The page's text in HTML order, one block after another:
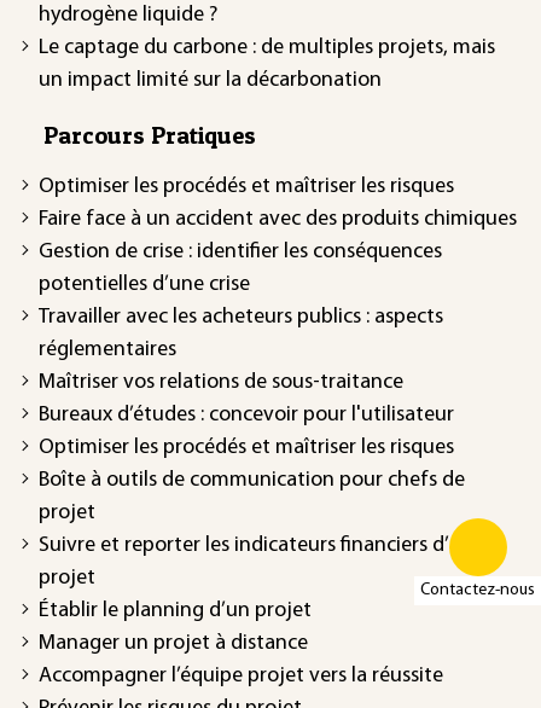
Contactez-nous
hydrogène liquide ?
Le captage du carbone : de multiples projets, mais
un impact limité sur la décarbonation
Parcours Pratiques
Optimiser les procédés et maîtriser les risques
Faire face à un accident avec des produits chimiques
Gestion de crise : identifier les conséquences
potentielles d’une crise
Travailler avec les acheteurs publics : aspects
réglementaires
Maîtriser vos relations de sous-traitance
Bureaux d’études : concevoir pour l'utilisateur
Optimiser les procédés et maîtriser les risques
Boîte à outils de communication pour chefs de
projet
Suivre et reporter les indicateurs financiers d’un
projet
Établir le planning d’un projet
Manager un projet à distance
Accompagner l’équipe projet vers la réussite